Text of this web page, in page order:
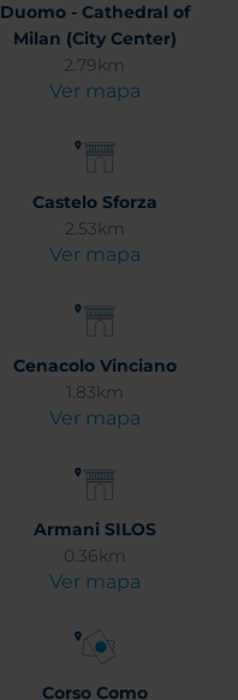
Duomo - Cathedral of
Milan (City Center)
2.79km
Ver mapa
Castelo Sforza
2.53km
Ver mapa
Cenacolo Vinciano
1.83km
Ver mapa
Armani SILOS
0.36km
Ver mapa
Corso Como